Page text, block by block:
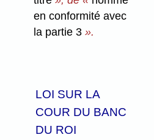
en conformité avec
la partie 3».
LOI SUR LA
COUR DU BANC
DU ROI